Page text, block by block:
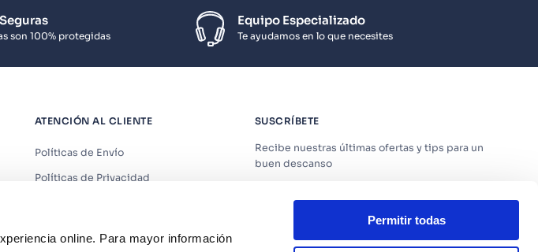
online. Para mayor información
Permitir todas
son 100% protegidas
Equipo Especializado
Te ayudamos en lo que necesites
ATENCIÓN AL CLIENTE
Políticas de Envío
Políticas de Privacidad
SUSCRÍBETE
Recibe nuestras últimas ofertas y tips para un
buen descanso
Acepto losTérminos y CondicionesyPolítica